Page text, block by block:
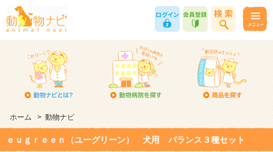
ホーム > 動物ナビ
ｅｕｇｒｅｅｎ（ユーグリーン） 犬用 バランス３種セット